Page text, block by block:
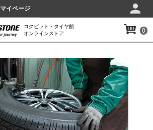
マイページ
コクピット・タイヤ館
オンラインストア
0